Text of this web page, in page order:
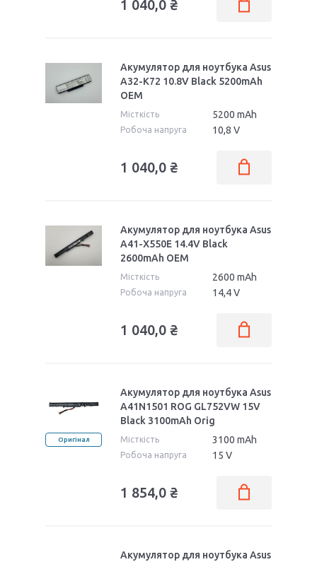
1 040,0 ₴
Акумулятор для ноутбука Asus
A32-K72 10.8V Black 5200mAh
OEM
Місткість 5200 mAh
Робоча напруга 10,8 V
1 040,0 ₴
Акумулятор для ноутбука Asus
A41-X550E 14.4V Black
2600mAh OEM
Місткість 2600 mAh
Робоча напруга 14,4 V
1 040,0 ₴
Оригінал
Акумулятор для ноутбука Asus
A41N1501 ROG GL752VW 15V
Black 3100mAh Orig
Місткість 3100 mAh
Робоча напруга 15 V
1 854,0 ₴
Акумулятор для ноутбука Asus